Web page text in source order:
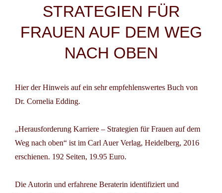
STRATEGIEN FÜR
FRAUEN AUF DEM WEG
NACH OBEN
Hier der Hinweis auf ein sehr empfehlenswertes Buch von
Dr. Cornelia Edding.
„Herausforderung Karriere – Strategien für Frauen auf dem
Weg nach oben“ ist im Carl Auer Verlag, Heidelberg, 2016
erschienen. 192 Seiten, 19.95 Euro.
Die Autorin und erfahrene Beraterin identifiziert und